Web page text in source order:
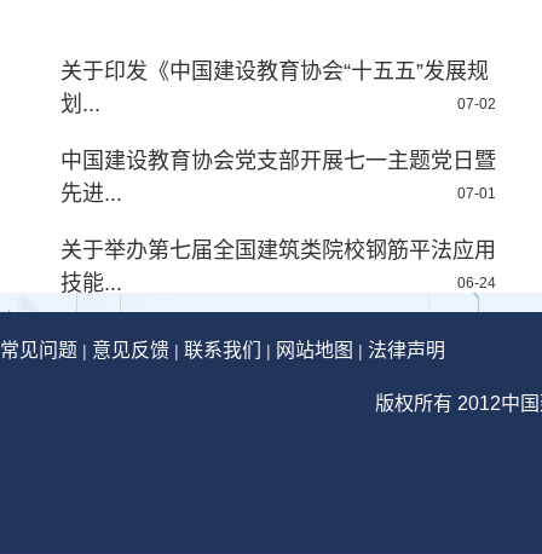
关于印发《中国建设教育协会“十五五”发展规
划...
07-02
中国建设教育协会党支部开展七一主题党日暨
先进...
07-01
关于举办第七届全国建筑类院校钢筋平法应用
技能...
06-24
常见问题 | 意见反馈 | 联系我们 | 网站地图 | 法律声明
版权所有 2012中